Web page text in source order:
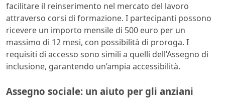
facilitare il reinserimento nel mercato del lavoro
attraverso corsi di formazione. I partecipanti possono
ricevere un importo mensile di 500 euro per un
massimo di 12 mesi, con possibilità di proroga. I
requisiti di accesso sono simili a quelli dell’Assegno di
inclusione, garantendo un’ampia accessibilità.
Assegno sociale: un aiuto per gli anziani